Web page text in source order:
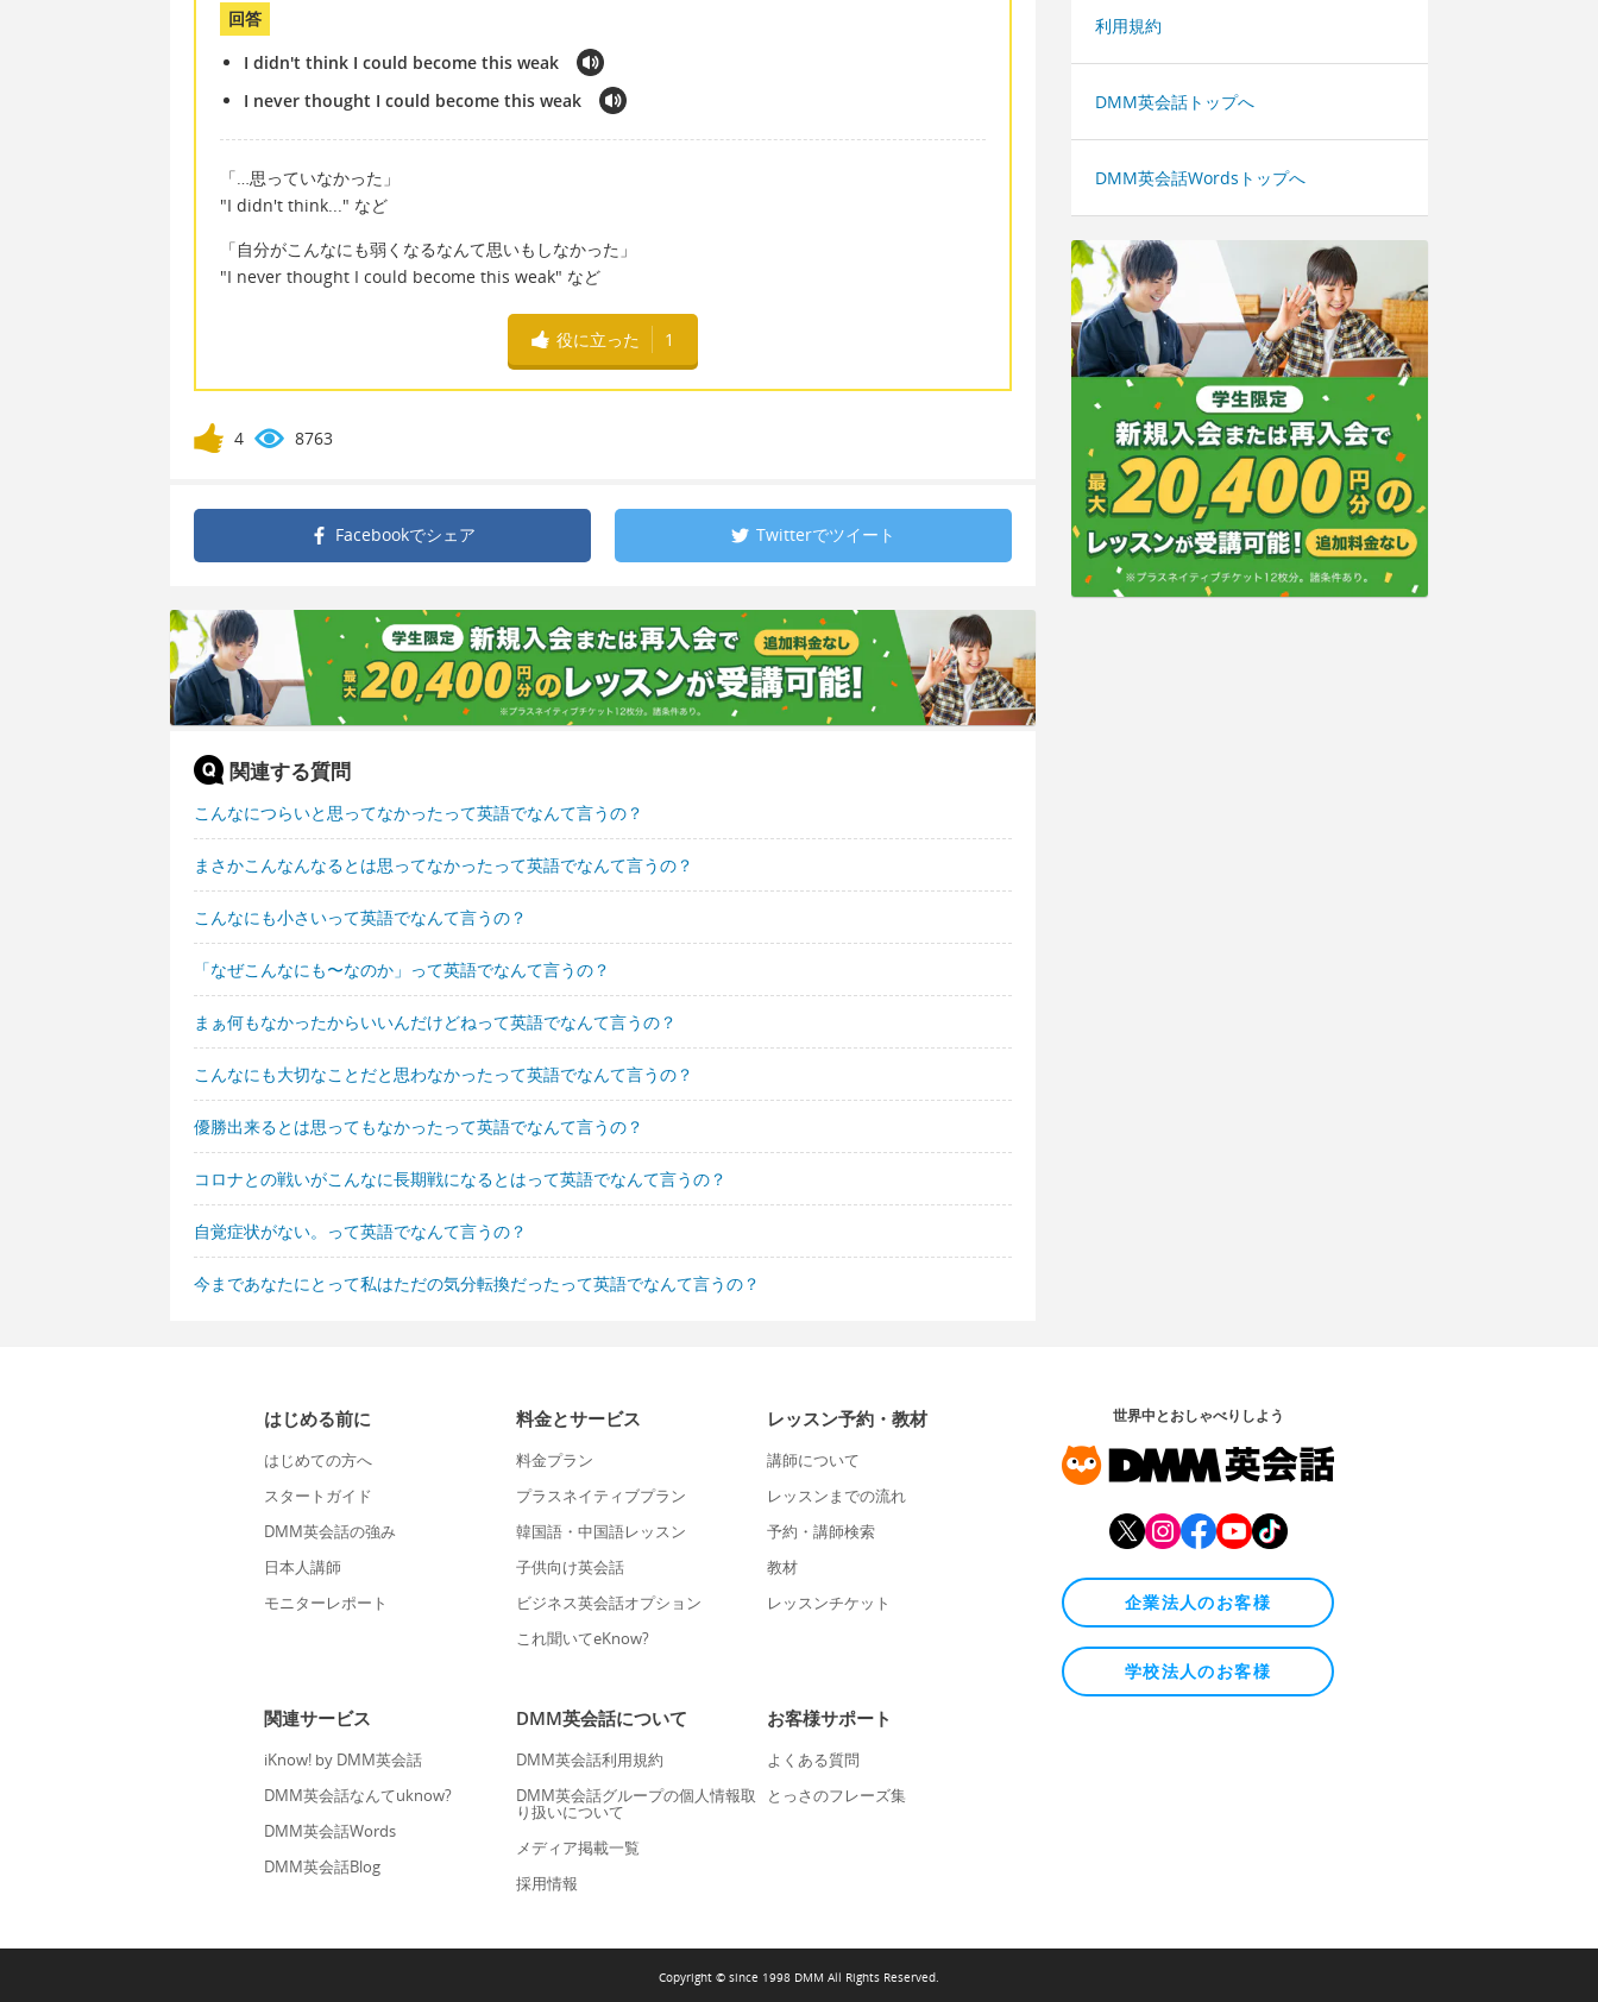
回答
I didn't think I could become this weak
I never thought I could become this weak
「…思っていなかった」
"I didn't think..." など
「自分がこんなにも弱くなるなんて思いもしなかった」
"I never thought I could become this weak" など
役に立った 1
4 8763
Facebookでシェア Twitterでツイート
関連する質問
こんなにつらいと思ってなかったって英語でなんて言うの？
まさかこんなんなるとは思ってなかったって英語でなんて言うの？
こんなにも小さいって英語でなんて言うの？
「なぜこんなにも〜なのか」って英語でなんて言うの？
まぁ何もなかったからいいんだけどねって英語でなんて言うの？
こんなにも大切なことだと思わなかったって英語でなんて言うの？
優勝出来るとは思ってもなかったって英語でなんて言うの？
コロナとの戦いがこんなに長期戦になるとはって英語でなんて言うの？
自覚症状がない。って英語でなんて言うの？
今まであなたにとって私はただの気分転換だったって英語でなんて言うの？
利用規約
DMM英会話トップへ
DMM英会話Wordsトップへ
はじめる前に
はじめての方へ
スタートガイド
DMM英会話の強み
日本人講師
モニターレポート
料金とサービス
料金プラン
プラスネイティブプラン
韓国語・中国語レッスン
子供向け英会話
ビジネス英会話オプション
これ聞いてeKnow?
レッスン予約・教材
講師について
レッスンまでの流れ
予約・講師検索
教材
レッスンチケット
関連サービス
iKnow! by DMM英会話
DMM英会話なんてuknow?
DMM英会話Words
DMM英会話Blog
DMM英会話について
DMM英会話利用規約
DMM英会話グループの個人情報取
り扱いについて
メディア掲載一覧
採用情報
お客様サポート
よくある質問
とっさのフレーズ集
世界中とおしゃべりしよう
企業法人のお客様
学校法人のお客様
Copyright © since 1998 DMM All Rights Reserved.